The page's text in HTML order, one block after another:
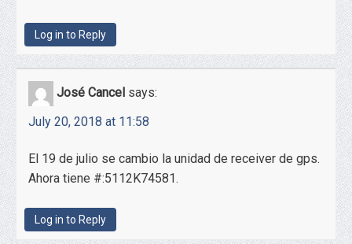
Log in to Reply
José Cancel says:
July 20, 2018 at 11:58
El 19 de julio se cambio la unidad de receiver de gps.
Ahora tiene #:5112K74581.
Log in to Reply